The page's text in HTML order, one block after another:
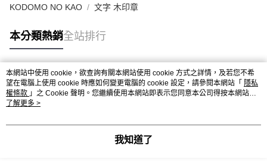
KODOMO NO KAO 文字 木印章
本分類熱銷全站排行
熱門標籤
本網站中使用 cookie，欲查詢有關本網站使用 cookie 方式之詳情，及若您不希
望在電腦上使用 cookie 時應如何變更電腦的 cookie 設定，請參閱本網站「 隱私
權條款 」之 Cookie 聲明。您繼續使用本網站即表示您同意本公司得按本網站使
用條款之 Cookie 聲明使用 cookie。
了解更多 >
我知道了